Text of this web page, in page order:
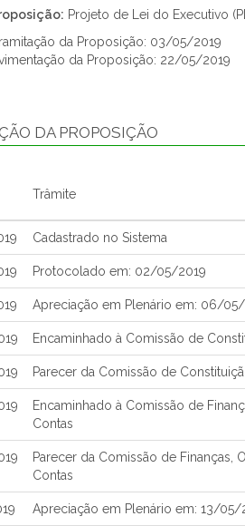
Projeto de Lei do Executivo
da Proposição: 03/05/2019
da Proposição: 22/05/2019
DA PROPOSIÇÃO
Trâmite
Cadastrado no Sistema
Protocolado em: 02/05/2019
Apreciação em Plenário em: 06/05/
Encaminhado à Comissão de
Parecer da Comissão de
Encaminhado à Comissão de
Contas
Parecer da Comissão de Finanças,
Contas
Apreciação em Plenário em: 13/05/